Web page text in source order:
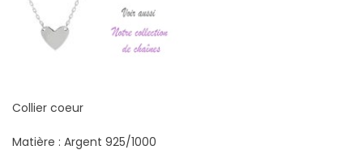
Collier coeur
Matière : Argent 925/1000